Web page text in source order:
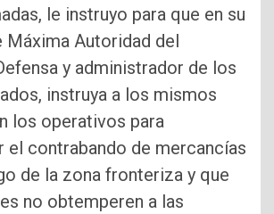
le instruyo para que en su
Máxima Autoridad del
y administrador de los
instruya a los mismos
los operativos para
el contrabando de mercancías
de la zona fronteriza y que
no obtemperen a las